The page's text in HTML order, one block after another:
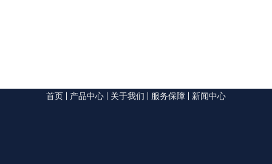
首页 产品中心 关于我们 服务保障 新闻中心